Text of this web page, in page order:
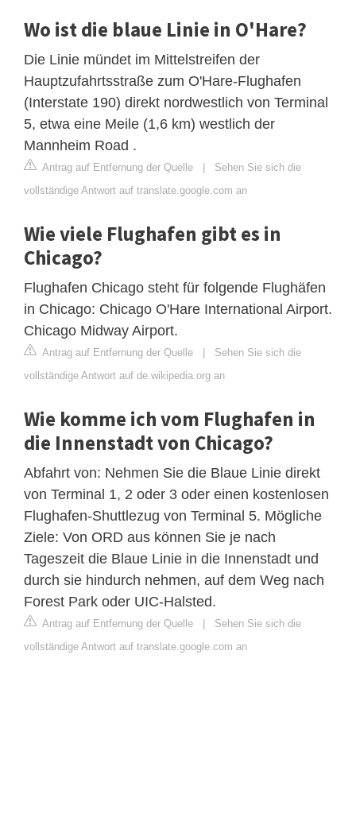
Wo ist die blaue Linie in O'Hare?
Die Linie mündet im Mittelstreifen der
Hauptzufahrtsstraße zum O'Hare-Flughafen
(Interstate 190) direkt nordwestlich von Terminal
5, etwa eine Meile (1,6 km) westlich der
Mannheim Road .
Antrag auf Entfernung der Quelle | Sehen Sie sich die
vollständige Antwort auf translate.google.com an
Wie viele Flughafen gibt es in
Chicago?
Flughafen Chicago steht für folgende Flughäfen
in Chicago: Chicago O'Hare International Airport.
Chicago Midway Airport.
Antrag auf Entfernung der Quelle | Sehen Sie sich die
vollständige Antwort auf de.wikipedia.org an
Wie komme ich vom Flughafen in
die Innenstadt von Chicago?
Abfahrt von: Nehmen Sie die Blaue Linie direkt
von Terminal 1, 2 oder 3 oder einen kostenlosen
Flughafen-Shuttlezug von Terminal 5. Mögliche
Ziele: Von ORD aus können Sie je nach
Tageszeit die Blaue Linie in die Innenstadt und
durch sie hindurch nehmen, auf dem Weg nach
Forest Park oder UIC-Halsted.
Antrag auf Entfernung der Quelle | Sehen Sie sich die
vollständige Antwort auf translate.google.com an